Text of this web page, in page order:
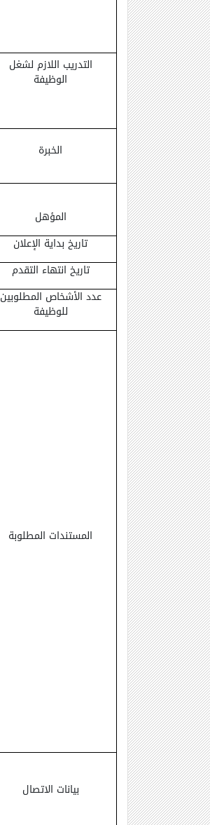
التدريب اللازم لشغل
الوظيفة
الخبرة
المؤهل
تاريخ بداية الإعلان
تاريخ انتهاء التقدم
عدد الأشخاص المطلوبين
للوظيفة
المستندات المطلوبة
بيانات الاتصال